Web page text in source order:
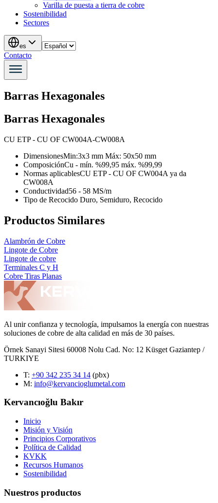
Varilla de puesta a tierra de cobre
Sostenibilidad
Sectores
es
Contacto
Barras Hexagonales
Barras Hexagonales
CU ETP - CU OF CW004A-CW008A
DimensionesMin:3x3 mm Máx: 50x50 mm
ComposiciónCu - mín. %99,95 máx. %99,99
Normas aplicablesCU ETP - CU OF CW004A ya da
CW008A
Conductividad56 - 58 MS/m
Tipo de Recocido Duro, Semiduro, Recocido
Productos Similares
Alambrón de Cobre
Lingote de Cobre
Lingote de cobre
Terminales C y H
Cobre Tiras Planas
Al unir confianza y tecnología, impulsamos la energía con nuestras
soluciones de cobre de alta calidad en más de 30 países.
Örnek Sanayi Sitesi 60008 Nolu Cad. No: 12 Küsget Gaziantep /
TURKIYE
T: +90 342 235 34 14 (pbx)
M: info@kervancioglumetal.com
Kervancıoğlu Bakır
Inicio
Misión y Visión
Principios Corporativos
Política de Calidad
KVKK
Recursos Humanos
Sostenibilidad
Nuestros productos